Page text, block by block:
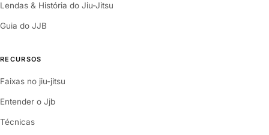
Lendas & História do Jiu-Jitsu
Guia do JJB
RECURSOS
Faixas no jiu-jitsu
Entender o Jjb
Técnicas